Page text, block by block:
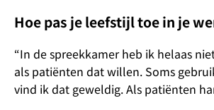
Hoe pas je leefstijl toe in je
“In de spreekkamer heb ik helaas
als patiënten dat willen. Soms
vind ik dat geweldig. Als patiënten